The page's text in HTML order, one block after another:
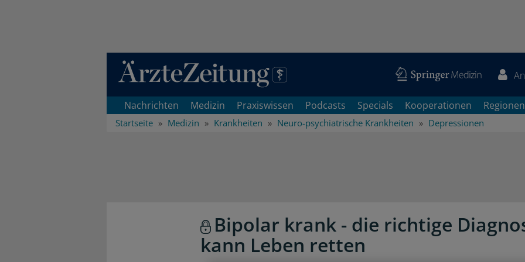
Direkt zum Inhaltsbereich
Nachrichten Medizin Praxiswissen Podcasts Specials Kooperationen Regionen
Startseite Medizin Krankheiten Neuro-psychiatrische Krankheiten Depressionen
Bipolar krank - die richtige
kann Leben retten